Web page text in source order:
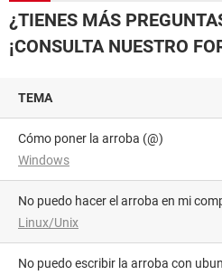
¿TIENES MÁS
¡CONSULTA NUESTRO
TEMA
Cómo poner la arroba (@)
Windows
No puedo hacer el arroba en mi
Linux/Unix
no puedo escribir la arroba con